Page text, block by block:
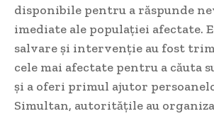
disponibile pentru a răspunde
imediate ale populației afectate.
salvare și intervenție au fost
cele mai afectate pentru a căuta
și a oferi primul ajutor
Simultan, autoritățile au